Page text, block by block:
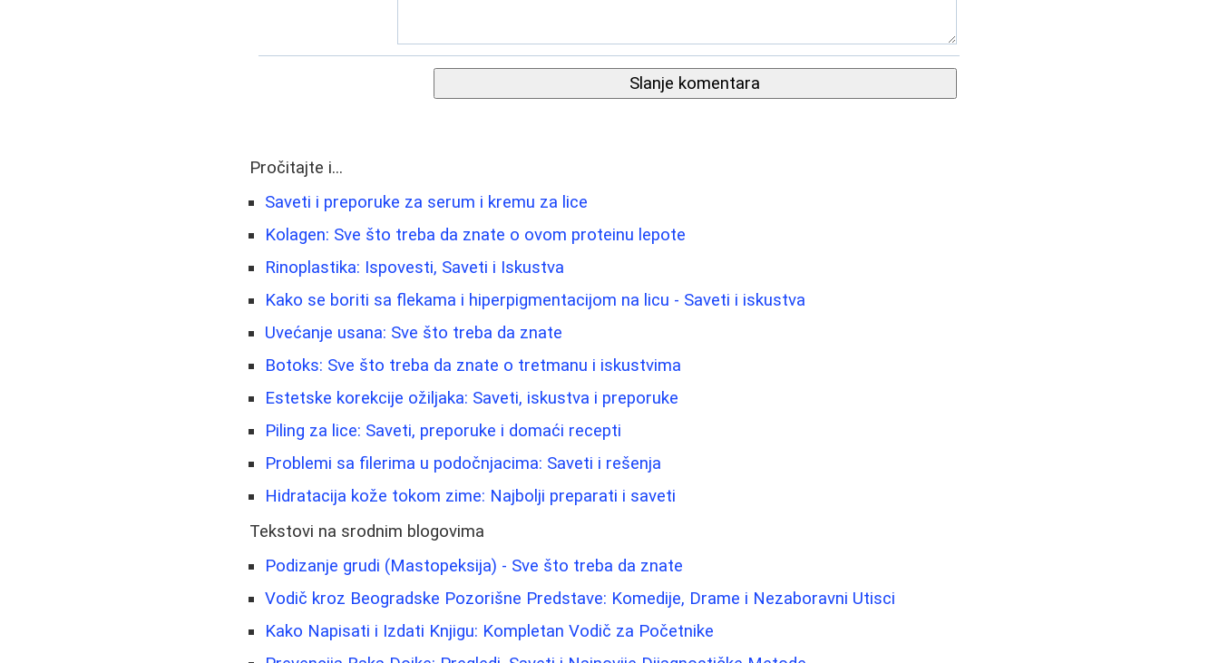
Slanje komentara
Pročitajte i...
Saveti i preporuke za serum i kremu za lice
Kolagen: Sve što treba da znate o ovom proteinu lepote
Rinoplastika: Ispovesti, Saveti i Iskustva
Kako se boriti sa flekama i hiperpigmentacijom na licu - Saveti i iskustva
Uvećanje usana: Sve što treba da znate
Botoks: Sve što treba da znate o tretmanu i iskustvima
Estetske korekcije ožiljaka: Saveti, iskustva i preporuke
Piling za lice: Saveti, preporuke i domaći recepti
Problemi sa filerima u podočnjacima: Saveti i rešenja
Hidratacija kože tokom zime: Najbolji preparati i saveti
Tekstovi na srodnim blogovima
Podizanje grudi (Mastopeksija) - Sve što treba da znate
Vodič kroz Beogradske Pozorišne Predstave: Komedije, Drame i Nezaboravni Utisci
Kako Napisati i Izdati Knjigu: Kompletan Vodič za Početnike